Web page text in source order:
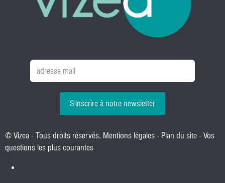
S'inscrire à notre newsletter
© Vizea - Tous droits réservés. Mentions légales - Plan du site - Vos
questions les plus courantes